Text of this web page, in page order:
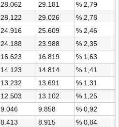
28.062 29.181
% 2,79
28.122 29.026
% 2,78
24.916 25.609
% 2,46
24.188 23.988
% 2,35
16.623 16.819
% 1,63
14.123 14.814
% 1,41
13.232 13.691
% 1,31
12.503 13.102
% 1,25
9.046 9.858
% 0,92
8.413 8.915
% 0,84